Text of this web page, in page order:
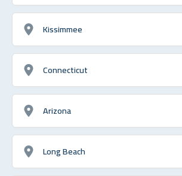
Kissimmee
Connecticut
Arizona
Long Beach